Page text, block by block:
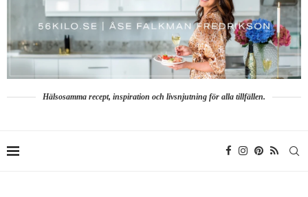
Hälsosamma recept, inspiration och livsnjutning för alla tillfällen.